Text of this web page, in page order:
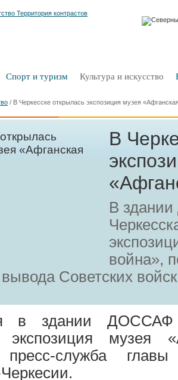
Спорт и туризм Культура и искусство
/ В Черкесске открылась экспозиция музея
В
В
война»,
Советских
в здании ДОССАФ
экспозиция музея
пресс-служба